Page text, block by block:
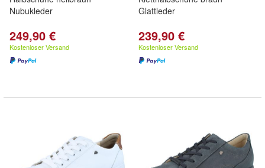
Nubukleder
249,90 €
Kostenloser Versand
Glattleder
239,90 €
Kostenloser Versand